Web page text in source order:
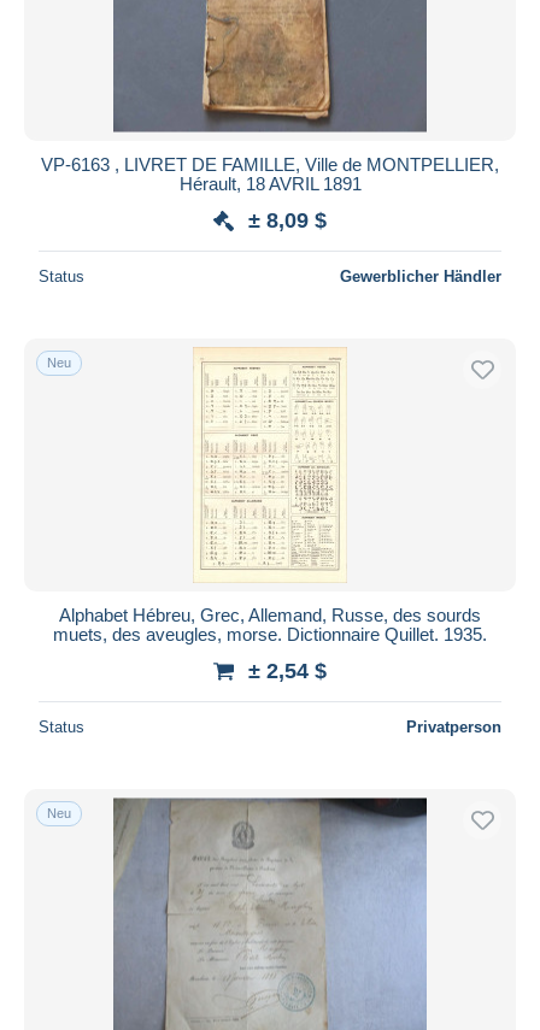
VP-6163 , LIVRET DE FAMILLE, Ville de MONTPELLIER,
Hérault, 18 AVRIL 1891
± 8,09 $
Status Gewerblicher Händler
Neu
Alphabet Hébreu, Grec, Allemand, Russe, des sourds
muets, des aveugles, morse. Dictionnaire Quillet. 1935.
± 2,54 $
Status Privatperson
Neu